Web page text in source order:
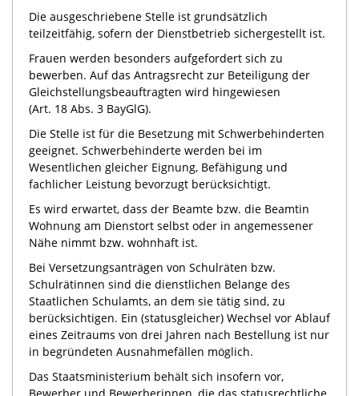
Die ausgeschriebene Stelle ist grundsätzlich
teilzeitfähig, sofern der Dienstbetrieb sichergestellt ist.
Frauen werden besonders aufgefordert sich zu
bewerben. Auf das Antragsrecht zur Beteiligung der
Gleichstellungsbeauftragten wird hingewiesen
Die Stelle ist für die Besetzung mit Schwerbehinderten
geeignet. Schwerbehinderte werden bei im
Wesentlichen gleicher Eignung, Befähigung und
fachlicher Leistung bevorzugt berücksichtigt.
Es wird erwartet, dass der Beamte bzw. die Beamtin
Wohnung am Dienstort selbst oder in angemessener
Nähe nimmt bzw. wohnhaft ist.
Bei Versetzungsanträgen von Schulräten bzw.
Schulrätinnen sind die dienstlichen Belange des
Staatlichen Schulamts, an dem sie tätig sind, zu
berücksichtigen. Ein (statusgleicher) Wechsel vor Ablauf
eines Zeitraums von drei Jahren nach Bestellung ist nur
in begründeten Ausnahmefällen möglich.
Das Staatsministerium behält sich insofern vor,